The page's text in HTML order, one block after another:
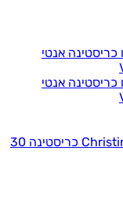
סרום Bio Phyto לסילוק רעלים של Christina כריסטינה 30